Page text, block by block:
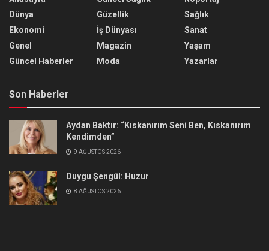
Dünya
Ekonomi
Genel
Güncel Haberler
Güzellik
İş Dünyası
Magazin
Moda
Sağlık
Sanat
Yaşam
Yazarlar
Son Haberler
Aydan Baktır: “Kıskanırım Seni Ben, Kıskanırım
Kendimden”
9 AĞUSTOS 2026
Duygu Şengül: Huzur
8 AĞUSTOS 2026